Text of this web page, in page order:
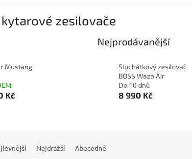
zesilovače
Nejprodávanější
Mustang
Kč
Sluchátkový zesilovač
BOSS Waza Air
Do 10 dnů
8 990 Kč
Nejdražší Abecedně